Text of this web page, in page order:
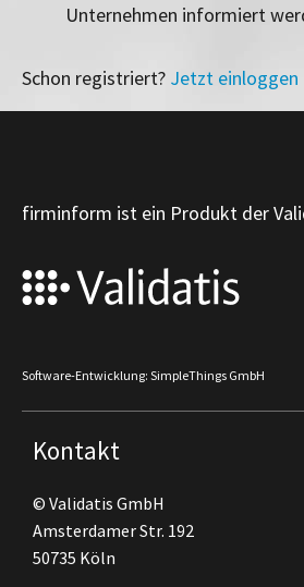
Unternehmen informiert
Schon registriert? Jetzt einloggen
firminform ist ein Produkt der
Software-Entwicklung: SimpleThings GmbH
Kontakt
© Validatis GmbH
Amsterdamer Str. 192
50735 Köln